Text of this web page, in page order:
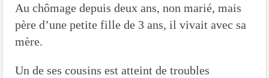
Au chômage depuis deux ans, non marié, mais
père d’une petite fille de 3 ans, il vivait avec sa
mère.
Un de ses cousins est atteint de troubles